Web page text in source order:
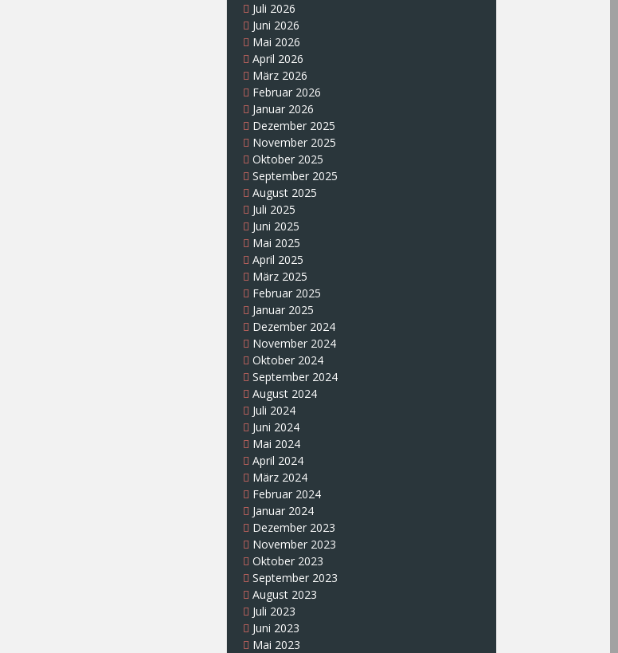
Juli 2026
Juni 2026
Mai 2026
April 2026
März 2026
Februar 2026
Januar 2026
Dezember 2025
November 2025
Oktober 2025
September 2025
August 2025
Juli 2025
Juni 2025
Mai 2025
April 2025
März 2025
Februar 2025
Januar 2025
Dezember 2024
November 2024
Oktober 2024
September 2024
August 2024
Juli 2024
Juni 2024
Mai 2024
April 2024
März 2024
Februar 2024
Januar 2024
Dezember 2023
November 2023
Oktober 2023
September 2023
August 2023
Juli 2023
Juni 2023
Mai 2023